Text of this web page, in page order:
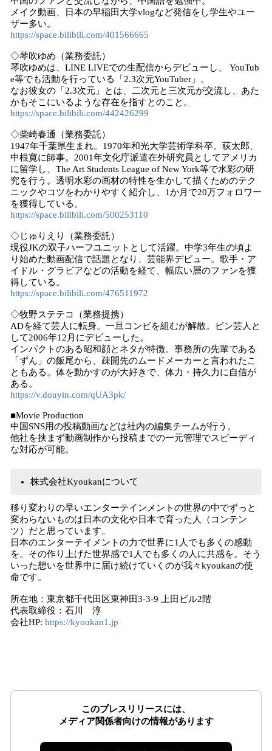
メイク動画、日本の早稲田大学vlogなど発信をし学生やユー
ザー多い。
https://space.bilibili.com/401566665
◇琴吹ゆめ（業務委託）
琴吹ゆめは、LINE LIVEでの生配信からデビューし、 YouTub
e等でも活動を行っている「2.3次元YouTuber」。
なお彼女の「2.3次元」とは、二次元と三次元が交流し、あた
かもそこにいるような存在を指すとのこと。
https://space.bilibili.com/442426299
◇柴崎春通（業務委託）
1947年千葉県生まれ。1970年和光大学芸術学科卒。荻太郎、
中根寛に師事。2001年文化庁派遣在外研究員としてアメリカ
に留学し、The Art Students League of New York等で水彩の研
究を行う。透明水彩の画材の特性を生かして描くためのテク
ニックやコツをわかりやすく紹介し、1か月で20万フォロワー
を獲得している。
https://space.bilibili.com/500253110
◇じゅりえり（業務委託）
現役JKの双子ハーフユニットとして活躍。中学3年生の頃よ
り始めた動画配信で話題となり、芸能界デビュー。歌手・ア
イドル・グラビアなどの活動を経て、幅広い層のファンを獲
得している。
https://space.bilibili.com/476511972
◇牧野ステテコ（業務提携）
ADを経て芸人に転身。一旦コンビを組むが解散。ピン芸人と
して2006年12月にデビューした。
インパクトのある昭和顔とネタが特徴。事務所の先輩である
「ずん」の飯尾から、疎開先のムードメーカーと言われたこ
ともある。体を動かすのが大好きで、体力・持久力に自信が
ある。
https://v.douyin.com/qUA3pk/
■Movie Production
中国SNS用の投稿動画などは社内の編集チームが行う。
他社を挟まず動画制作から投稿までの一元管理でスピーディ
な対応が可能。
株式会社Kyoukanについて
移り変わりの早いエンターテインメントの世界の中でずっと
変わらないものは日本の文化や日本で育った人（コンテン
ツ）だと思っています。
日本のエンターテイメントの力で世界に1人でも多くの感動
を。その作り上げた世界感で1人でも多くの人に共感を。そう
いった想いを世界中に届け続けていくのが我々kyoukanの使
命です。
所在地：東京都千代田区東神田3-3-9 上田ビル2階
代表取締役：石川 淳
会社HP: https://kyoukan1.jp
このプレスリリースには、
メディア関係者向けの情報があります